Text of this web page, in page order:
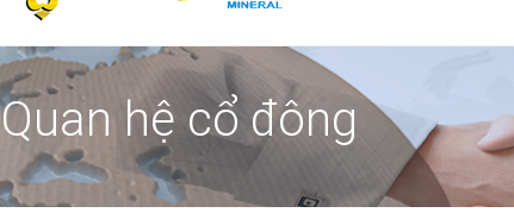
Quan hệ cổ đông